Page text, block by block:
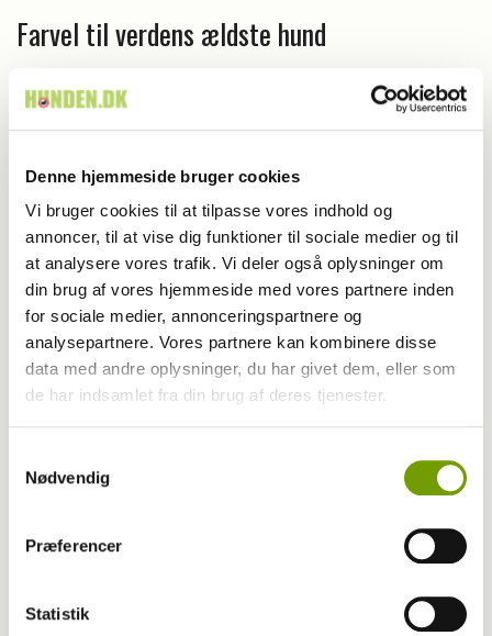
Denne hjemmeside bruger cookies
Vi bruger cookies til at tilpasse vores indhold og
annoncer, til at vise dig funktioner til sociale medier og til
at analysere vores trafik. Vi deler også oplysninger om
din brug af vores hjemmeside med vores partnere inden
for sociale medier, annonceringspartnere og
analysepartnere. Vores partnere kan kombinere disse
data med andre oplysninger, du har givet dem, eller som
de har indsamlet fra din brug af deres tjenester.
Nødvendig
Præferencer
Statistik
Farvel til verdens ældste hund
Adfærd